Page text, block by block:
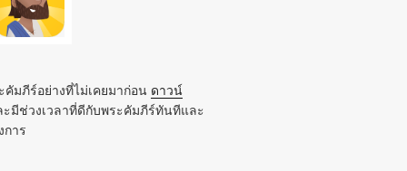
มภีร์อย่างที่ไม่เคยมาก่อน ดาวน์
ะมีช่วงเวลาที่ดีกับพระคัมภีร์ทันทีและ
าร